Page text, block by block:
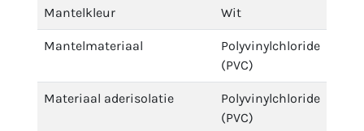
Mantelkleur Wit
Mantelmateriaal
Polyvinylchloride
(PVC)
Materiaal aderisolatie
Polyvinylchloride
(PVC)